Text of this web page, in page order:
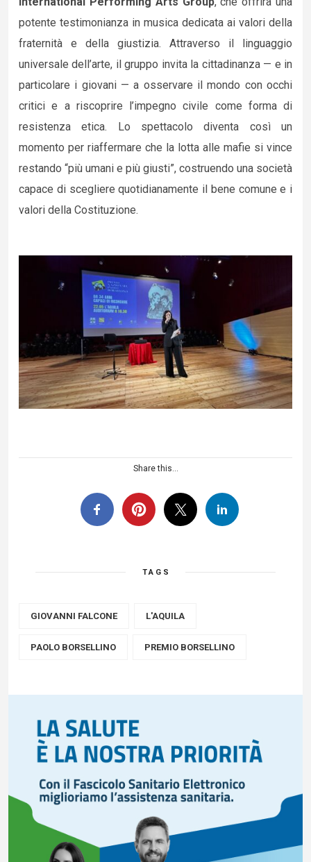
potente testimonianza in musica dedicata ai valori della
fraternità e della giustizia. Attraverso il linguaggio
universale dell’arte, il gruppo invita la cittadinanza — e in
particolare i giovani — a osservare il mondo con occhi
critici e a riscoprire l’impegno civile come forma di
resistenza etica. Lo spettacolo diventa così un
momento per riaffermare che la lotta alle mafie si vince
restando “più umani e più giusti”, costruendo una società
capace di scegliere quotidianamente il bene comune e i
valori della Costituzione.
Share this...
TAGS
GIOVANNI FALCONE L'AQUILA
PAOLO BORSELLINO PREMIO BORSELLINO